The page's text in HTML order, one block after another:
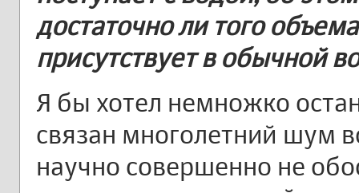
достаточно ли того
присутствует в обычной
Я бы хотел немножко
связан многолетний шум
научно совершенно не